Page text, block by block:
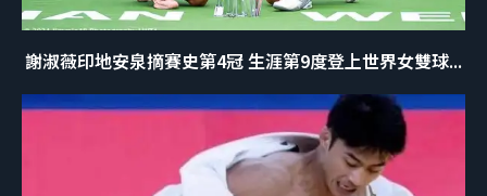
謝淑薇印地安泉摘賽史第4冠 生涯第9度登上世界女雙球...